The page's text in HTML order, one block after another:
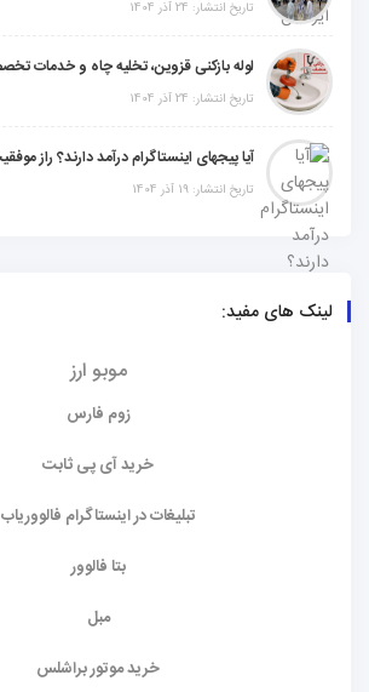
تاریخ انتشار: 24 آذر 1404
تاریخ انتشار: 24 آذر 1404
تاریخ انتشار: 19 آذر 1404
لینک های مفید:
موبو ارز
زوم فارس
خرید آی پی ثابت
تبلیغات در اینستاگرام فالووریاب
بتا فالوور
مبل
خرید موتور براشلس